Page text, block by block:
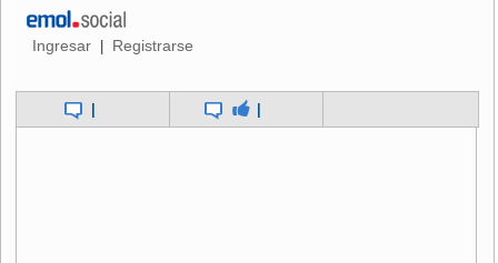
Ingresar Registrarse